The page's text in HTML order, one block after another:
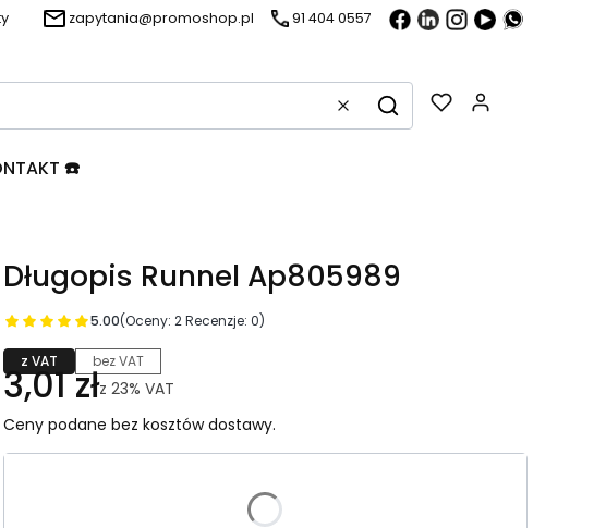
zapytania@promoshop.pl 91 404 0557
WyczyśćSzukaj
☎️
Długopis Runnel Ap805989
5.00(Oceny: 2 Recenzje: 0)
z VAT bez VAT
3,01 złz 23% VAT
Ceny podane bez kosztów dostawy.
Poszczególne warianty mogą różnić się ceną